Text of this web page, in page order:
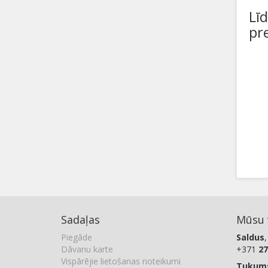
Sadaļas
Piegāde
Dāvanu karte
Vispārējie lietošanas noteikumi
Mūsu
Saldus
+371